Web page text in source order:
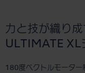
力と技が織り成
ULTIMATE XL
180度ベクトルモーター